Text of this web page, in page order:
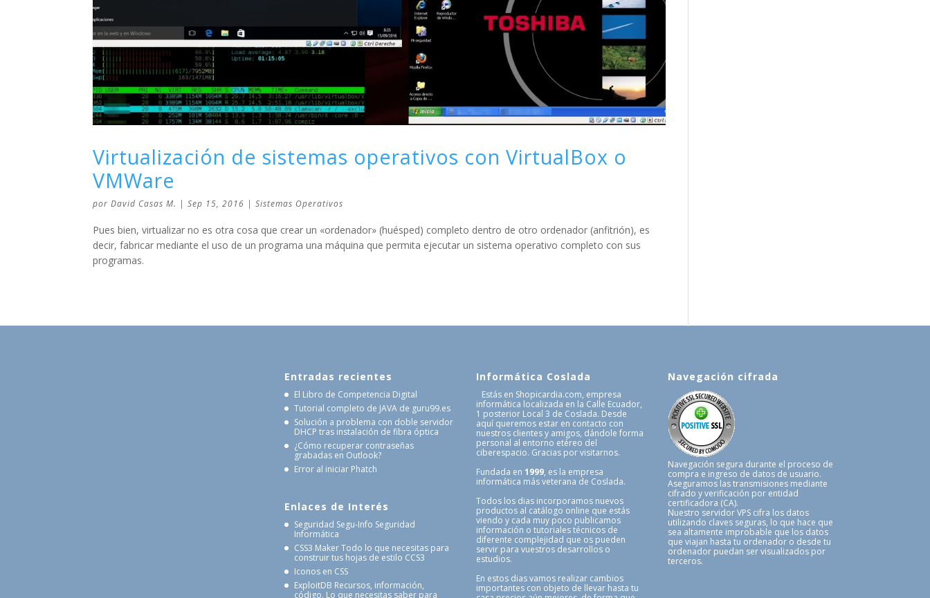
Virtualización de sistemas operativos con VirtualBox o
VMWare
porDavid Casas M. |Sep 15, 2016 |Sistemas Operativos
Pues bien, virtualizar no es otra cosa que crear un «ordenador» (huésped) completo dentro de otro ordenador (anfitrión), es
decir, fabricar mediante el uso de un programa una máquina que permita ejecutar un sistema operativo completo con sus
programas.
Entradas recientes
El Libro de Competencia Digital
Tutorial completo de JAVA de guru99.es
Solución a problema con doble servidor
DHCP tras instalación de fibra óptica
¿Cómo recuperar contraseñas
grabadas en Outlook?
Error al iniciar Phatch
Enlaces de Interés
Seguridad Segu-Info Seguridad
Informática
CSS3 MakerTodo lo que necesitas para
construir tus hojas de estilo CCS3
Iconos en CSS
ExploitDB Recursos, información,
código. Lo que necesitas saber para
Informática Coslada
Estás en Shopicardia.com, empresa
informática localizada en la Calle Ecuador,
1 posterior Local 3 de Coslada. Desde
aquí queremos estar en contacto con
nuestros clientes y amigos, dándole forma
personal al entorno etéreo del
ciberespacio. Gracias por visitarnos.
Fundada en1999, es la empresa
informática más veterana de Coslada.
Todos los dias incorporamos nuevos
productos al catálogo online que estás
viendo y cada muy poco publicamos
información o tutoriales técnicos de
diferente complejidad que os pueden
servir para vuestros desarrollos o
estudios.
En estos dias vamos realizar cambios
importantes con objeto de llevar hasta tu
Navegación cifrada
Navegación segura durante el proceso de
compra e ingreso de datos de usuario.
Aseguramos las transmisiones mediante
cifrado y verificación por entidad
certificadora (CA).
Nuestro servidor VPS cifra los datos
utilizando claves seguras, lo que hace que
sea altamente improbable que los datos
que viajan hasta tu ordenador o desde tu
ordenador puedan ser visualizados por
terceros.